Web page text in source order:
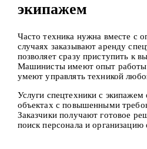
экипажем
Часто техника нужна вместе с
случаях заказывают аренду
позволяет сразу приступить к
Машинисты имеют опыт работы
умеют управлять техникой
Услуги спецтехники с экипажем
объектах с повышенными
Заказчики получают готовое
поиск персонала и организацию